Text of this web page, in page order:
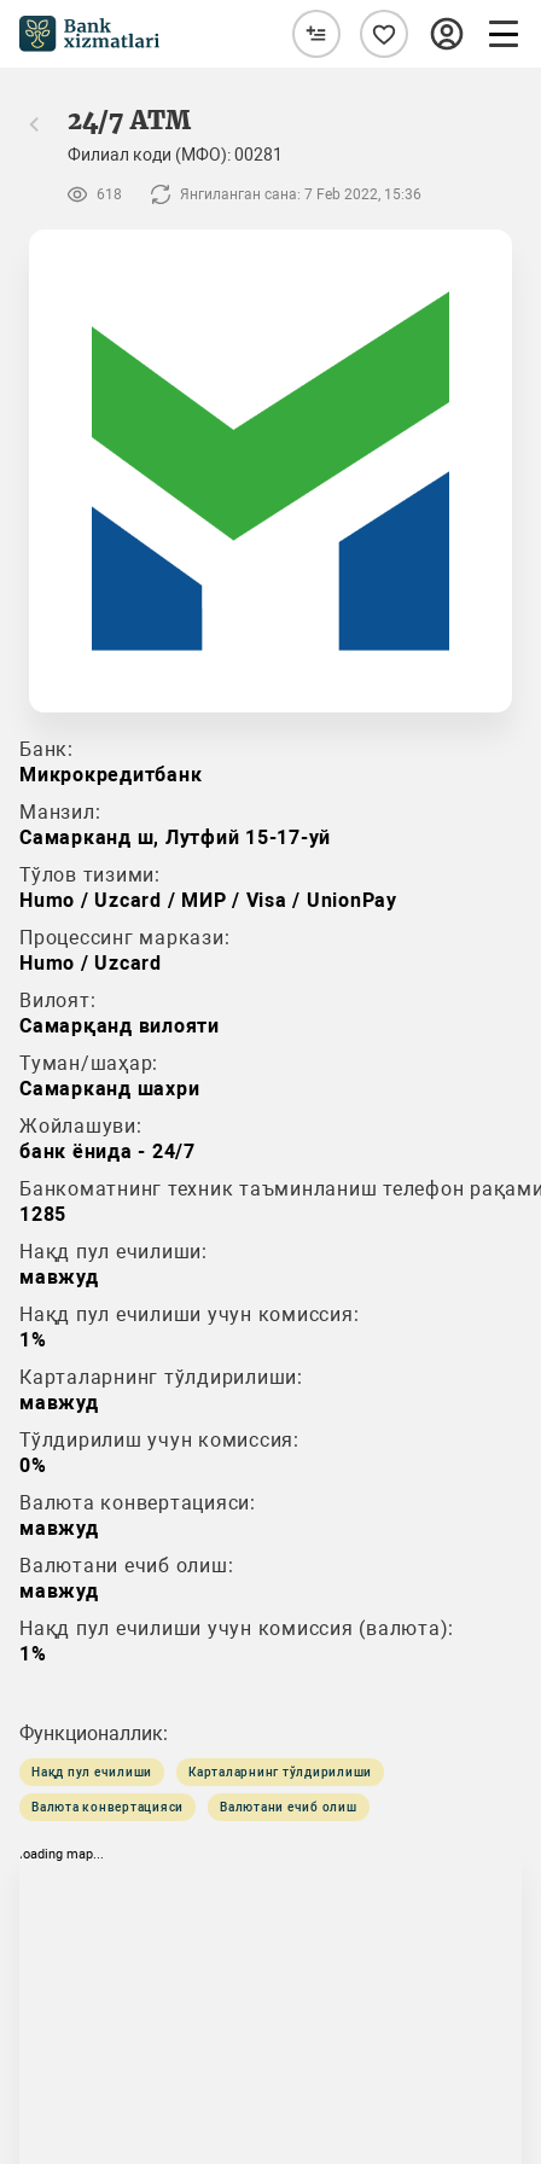
24/7 ATM
Филиал коди (МФО): 00281
618 Янгиланган сана: 7 Feb 2022, 15:36
Банк:
Микрокредитбанк
Манзил:
Самарканд ш, Лутфий 15-17-уй
Тўлов тизими:
Humo / Uzcard / МИР / Visa / UnionPay
Процессинг маркази:
Humo / Uzcard
Вилоят:
Самарқанд вилояти
Туман/шаҳар:
Самарканд шахри
Жойлашуви:
банк ёнида - 24/7
Банкоматнинг техник таъминланиш телефон
1285
Нақд пул ечилиши:
мавжуд
Нақд пул ечилиши учун комиссия:
1%
Карталарнинг тўлдирилиши:
мавжуд
Тўлдирилиш учун комиссия:
0%
Валюта конвертацияси:
мавжуд
Валютани ечиб олиш:
мавжуд
Нақд пул ечилиши учун комиссия (валюта):
1%
Функционаллик:
Нақд пул ечилиши Карталарнинг тўлдирилиши
Валюта конвертацияси Валютани ечиб олиш
loading map...